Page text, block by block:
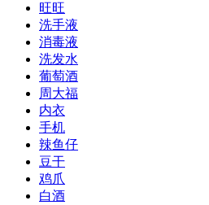
旺旺
洗手液
消毒液
洗发水
葡萄酒
周大福
内衣
手机
辣鱼仔
豆干
鸡爪
白酒